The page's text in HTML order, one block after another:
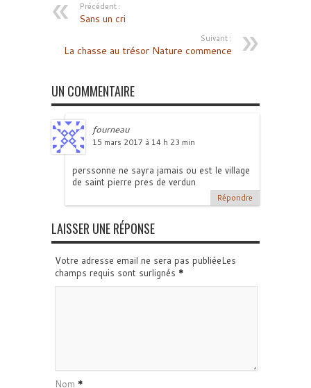
Précédent :
Sans un cri
Suivant :
La chasse au trésor Nature commence
UN COMMENTAIRE
fourneau
15 mars 2017 à 14 h 23 min
perssonne ne sayra jamais ou est le village
de saint pierre pres de verdun
Répondre
LAISSER UNE RÉPONSE
Votre adresse email ne sera pas publiéeLes
champs requis sont surlignés *
Nom *